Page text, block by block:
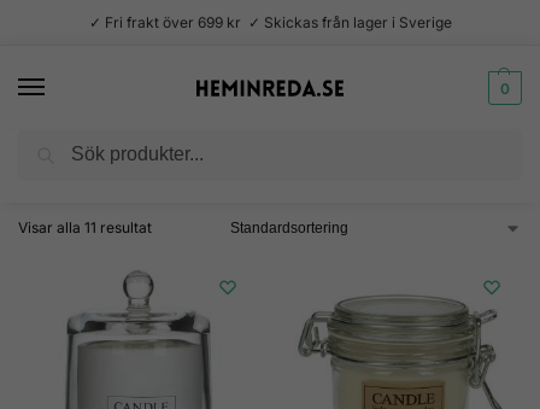
✓ Fri frakt över 699 kr ✓ Skickas från lager i Sverige
0
Produkter märkta ”doftljus”
Visar alla 11 resultat